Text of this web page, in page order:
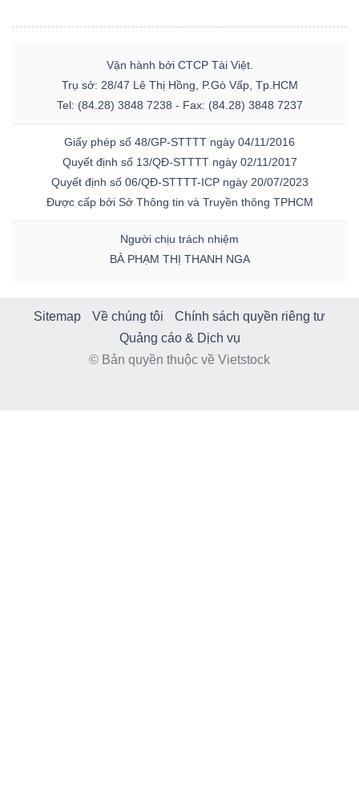
Vận hành bởi CTCP Tài Việt.
Trụ sở: 28/47 Lê Thị Hồng, P.Gò Vấp, Tp.HCM
Tel: (84.28) 3848 7238 - Fax: (84.28) 3848 7237
Giấy phép số 48/GP-STTTT ngày 04/11/2016
Quyết định số 13/QĐ-STTTT ngày 02/11/2017
Quyết định số 06/QĐ-STTTT-ICP ngày 20/07/2023
Được cấp bởi Sở Thông tin và Truyền thông TPHCM
Người chịu trách nhiệm
BÀ PHẠM THỊ THANH NGA
Sitemap Về chúng tôi
Chính sách quyền riêng tư
Quảng cáo & Dịch vụ
© Bản quyền thuộc về Vietstock